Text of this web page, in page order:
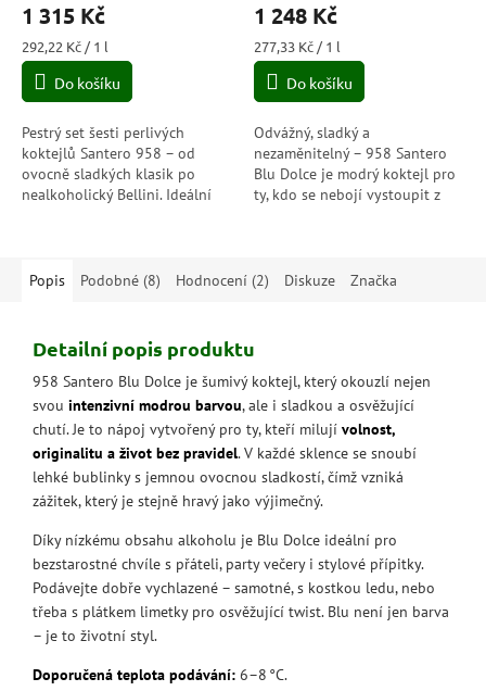
1 315 Kč
Měrná
cena:
292,22 Kč / 1 l
Do košíku
Pestrý set šesti perlivých
koktejlů Santero 958 – od
ovocně sladkých klasik po
nealkoholický Bellini. Ideální
1 248 Kč
Měrná
cena:
277,33 Kč / 1 l
Do košíku
Odvážný, sladký a
nezaměnitelný – 958 Santero
Blu Dolce je modrý koktejl pro
ty, kdo se nebojí vystoupit z
Popis
Podobné (8) Hodnocení (2) Diskuze Značka
Detailní popis produktu
958 Santero Blu Dolce je šumivý koktejl, který okouzlí nejen
svou intenzivní modrou barvou, ale i sladkou a osvěžující
chutí. Je to nápoj vytvořený pro ty, kteří milují volnost,
originalitu a život bez pravidel. V každé sklence se snoubí
lehké bublinky s jemnou ovocnou sladkostí, čímž vzniká
zážitek, který je stejně hravý jako výjimečný.
Díky nízkému obsahu alkoholu je Blu Dolce ideální pro
bezstarostné chvíle s přáteli, party večery i stylové přípitky.
Podávejte dobře vychlazené – samotné, s kostkou ledu, nebo
třeba s plátkem limetky pro osvěžující twist. Blu není jen barva
– je to životní styl.
Doporučená teplota podávání: 6–8 °C.